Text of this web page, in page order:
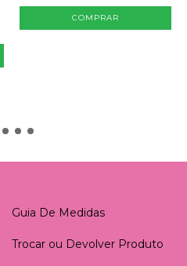
COMPRAR
Guia De Medidas
Trocar ou Devolver Produto